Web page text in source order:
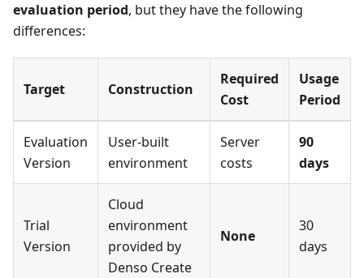
evaluation period, but they have the following
differences:
Target Construction
Required
Cost
Usage
Period
Evaluation
Version
User-built
environment
Server
costs
90
days
Trial
Version
Cloud
environment
provided by
Denso Create
None
30
days